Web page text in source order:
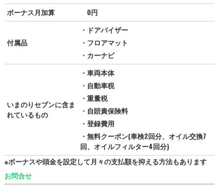
ボーナス月加算
0円
付属品
・ドアバイザー
・フロアマット
・カーナビ
いまのりセブンに含ま
れているもの
・車両本体
・自動車税
・重量税
・自賠責保険料
・登録費用
・無料クーポン(車検2回分、オイル交換7
回、オイルフィルター4回分)
※ボーナスや頭金を設定して月々の支払額を抑える方法もあります
お問合せ